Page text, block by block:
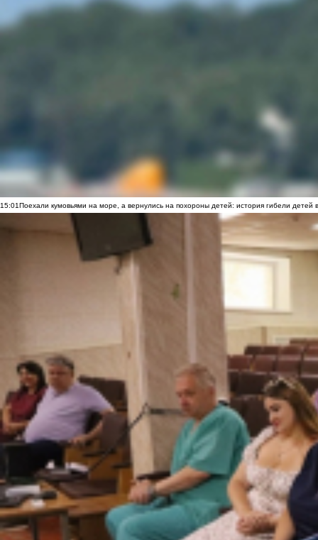
15:01Поехали кумовьями на море, а вернулись на похороны детей: история гибели детей